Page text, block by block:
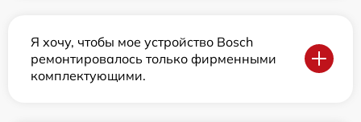
Я хочу, чтобы мое устройство Bosch
ремонтировалось только фирменными
комплектующими.